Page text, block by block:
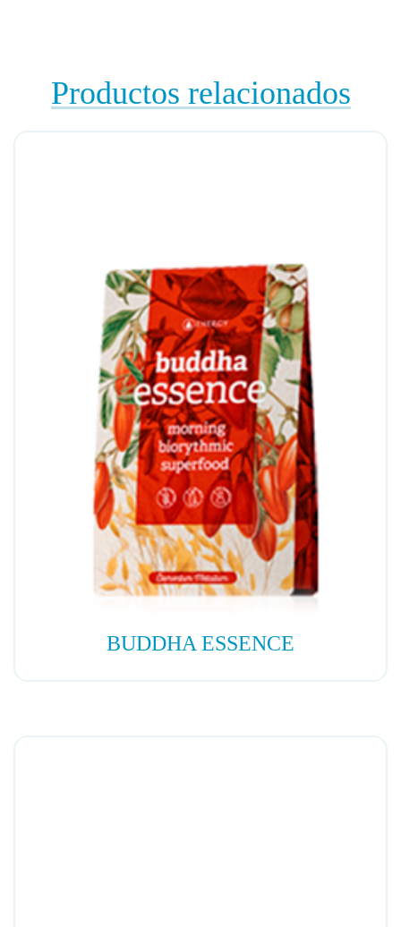
Productos relacionados
BUDDHA ESSENCE